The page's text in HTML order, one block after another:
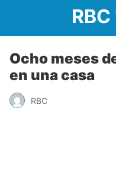
Ocho meses
en una casa
RBC